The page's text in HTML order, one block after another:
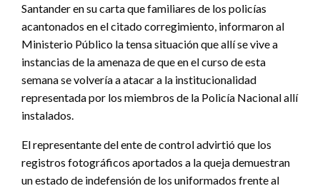
Santander en su carta que familiares de los policías
acantonados en el citado corregimiento, informaron al
Ministerio Público la tensa situación que allí se vive a
instancias de la amenaza de que en el curso de esta
semana se volvería a atacar a la institucionalidad
representada por los miembros de la Policía Nacional allí
instalados.
El representante del ente de control advirtió que los
registros fotográficos aportados a la queja demuestran
un estado de indefensión de los uniformados frente al